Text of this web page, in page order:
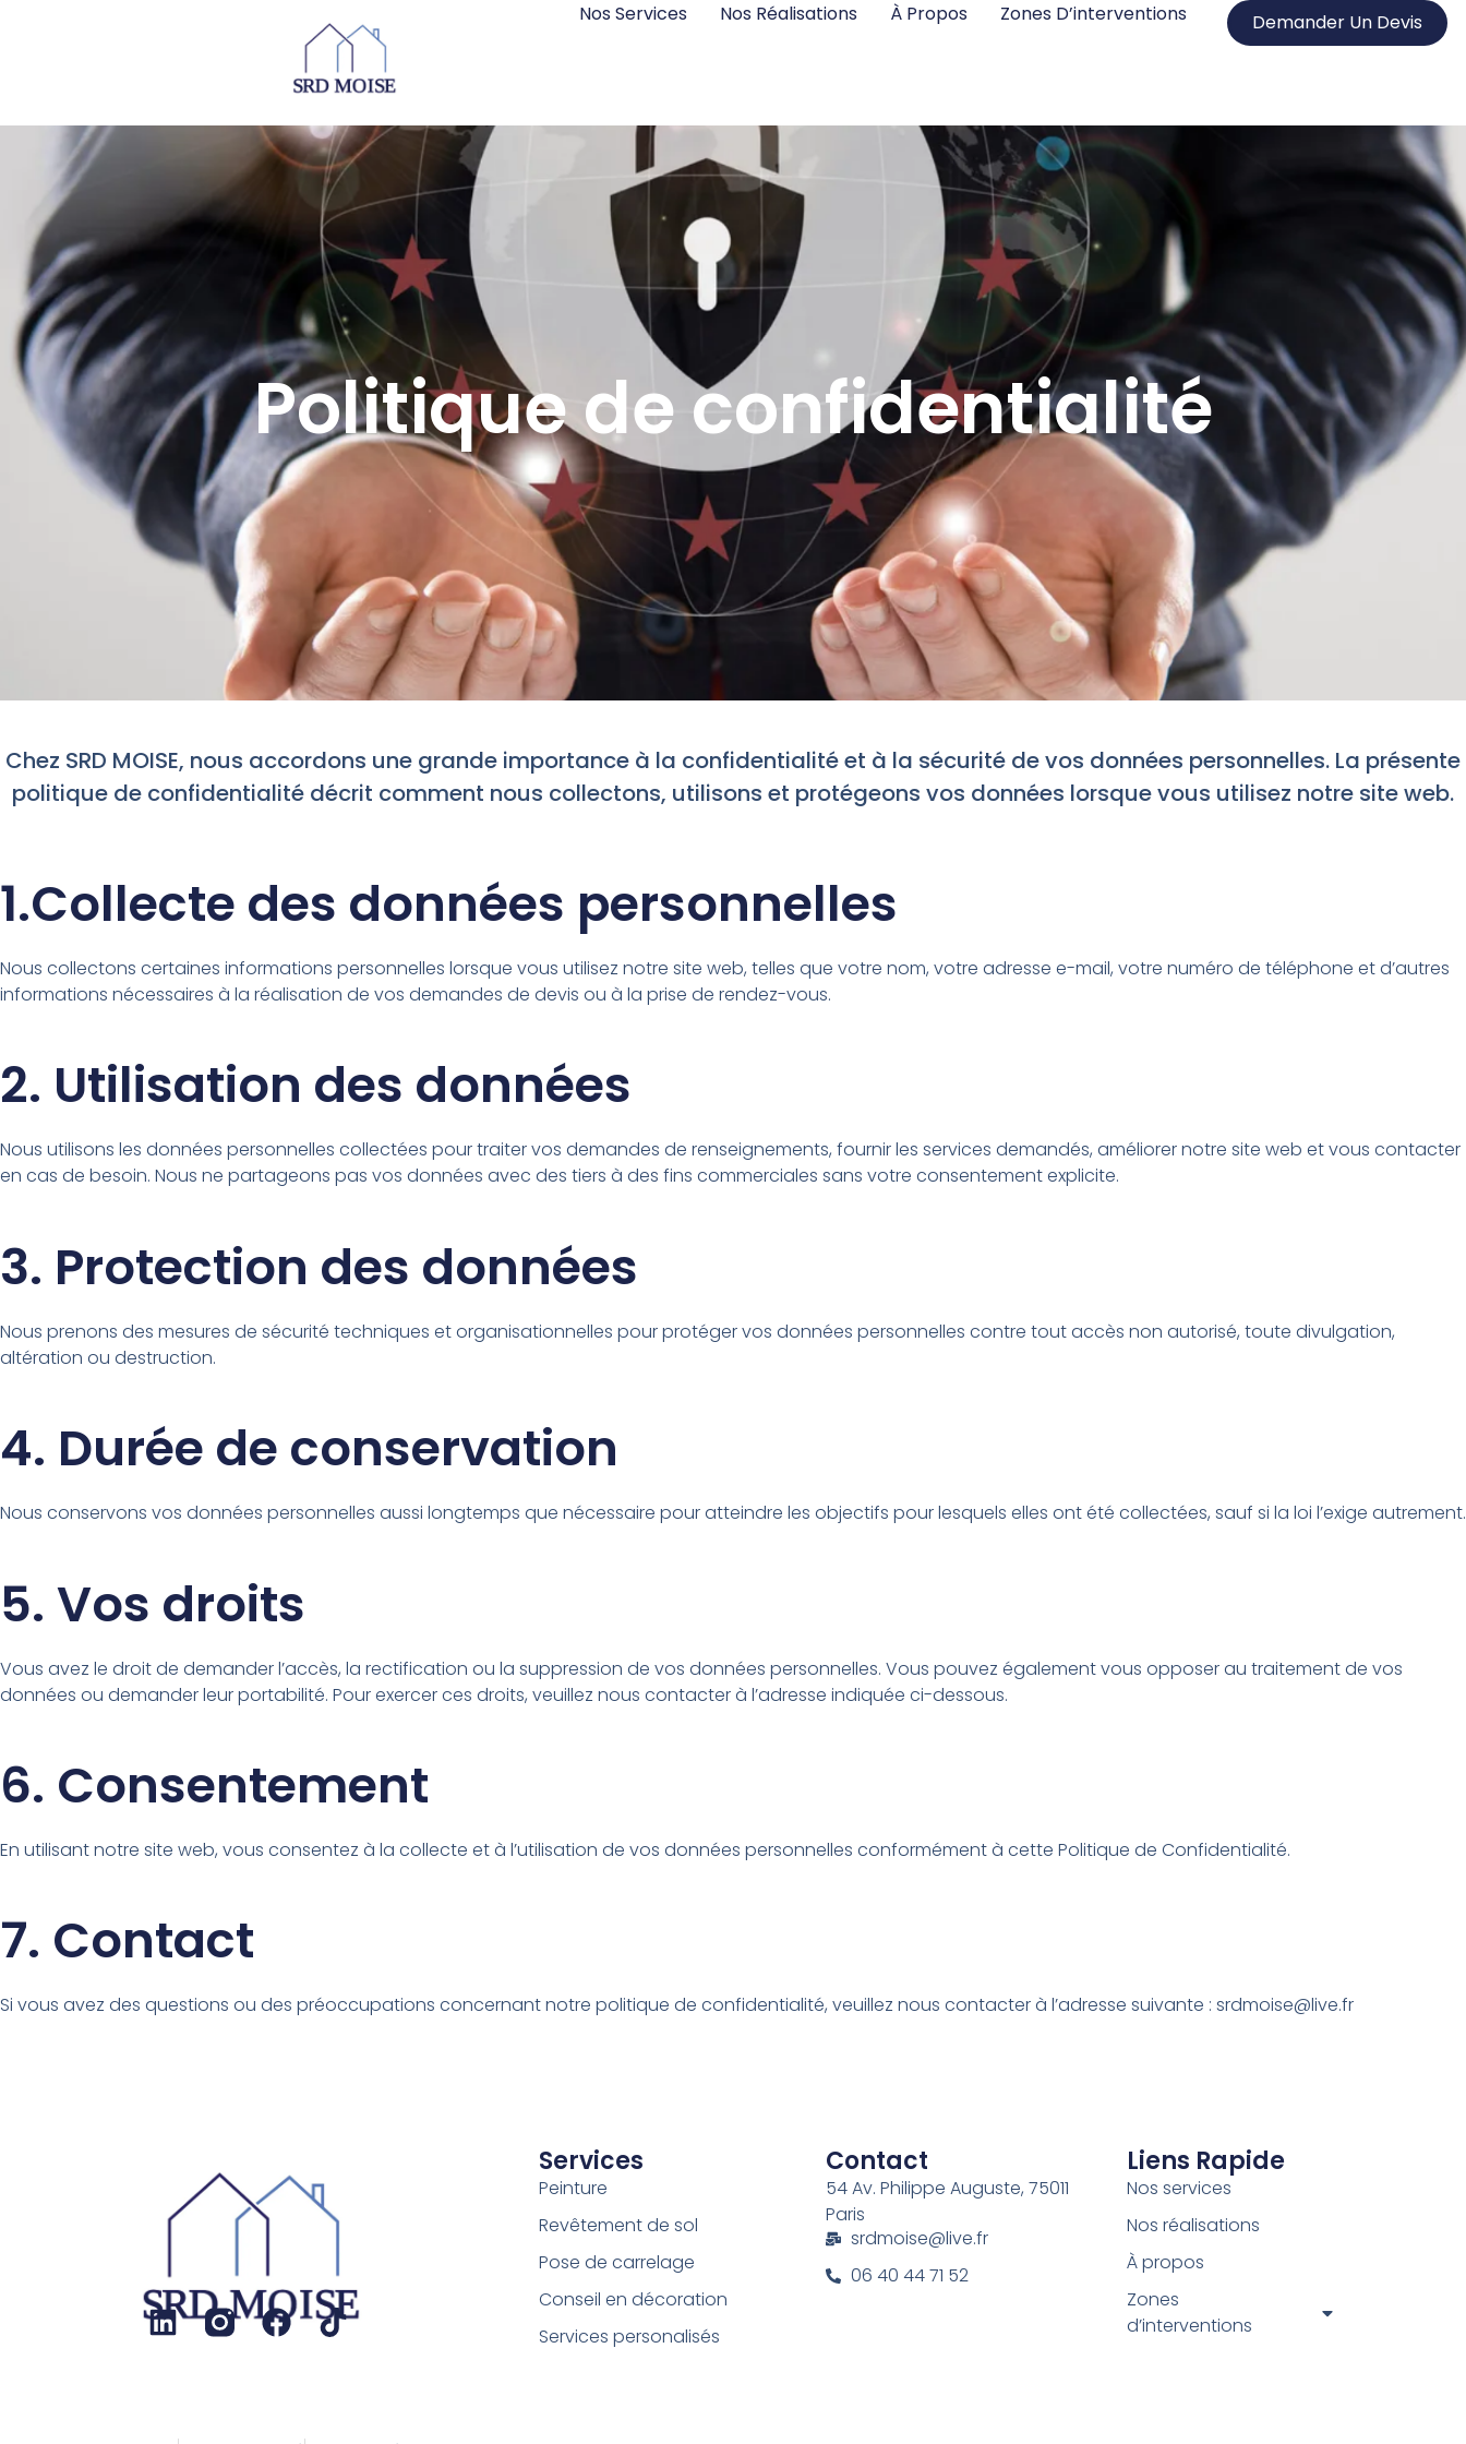
Nos Services Nos Réalisations À Propos Zones D’interventions Demander Un Devis
Politique de confidentialité
Chez SRD MOISE, nous accordons une grande importance à la confidentialité et à la sécurité de vos données personnelles. La présente
politique de confidentialité décrit comment nous collectons, utilisons et protégeons vos données lorsque vous utilisez notre site web.
1.Collecte des données personnelles
Nous collectons certaines informations personnelles lorsque vous utilisez notre site web, telles que votre nom, votre adresse e-mail, votre numéro de téléphone et d’autres
informations nécessaires à la réalisation de vos demandes de devis ou à la prise de rendez-vous.
2. Utilisation des données
Nous utilisons les données personnelles collectées pour traiter vos demandes de renseignements, fournir les services demandés, améliorer notre site web et vous contacter
en cas de besoin. Nous ne partageons pas vos données avec des tiers à des fins commerciales sans votre consentement explicite.
3. Protection des données
Nous prenons des mesures de sécurité techniques et organisationnelles pour protéger vos données personnelles contre tout accès non autorisé, toute divulgation,
altération ou destruction.
4. Durée de conservation
Nous conservons vos données personnelles aussi longtemps que nécessaire pour atteindre les objectifs pour lesquels elles ont été collectées, sauf si la loi l’exige autrement.
5. Vos droits
Vous avez le droit de demander l’accès, la rectification ou la suppression de vos données personnelles. Vous pouvez également vous opposer au traitement de vos
données ou demander leur portabilité. Pour exercer ces droits, veuillez nous contacter à l’adresse indiquée ci-dessous.
6. Consentement
En utilisant notre site web, vous consentez à la collecte et à l’utilisation de vos données personnelles conformément à cette Politique de Confidentialité.
7. Contact
Si vous avez des questions ou des préoccupations concernant notre politique de confidentialité, veuillez nous contacter à l’adresse suivante : srdmoise@live.fr
Services
Peinture
Revêtement de sol
Pose de carrelage
Conseil en décoration
Services personalisés
Contact
54 Av. Philippe Auguste,75011
Paris
srdmoise@live.fr
06 40 44 71 52
Liens Rapide
Nos services
Nos réalisations
À propos
Zones
d’interventions